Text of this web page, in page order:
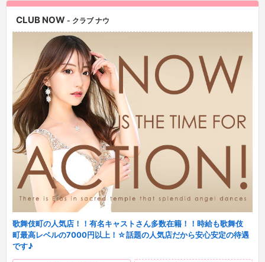
CLUB NOW - クラブ ナウ
歌舞伎町の人気店！！有名キャストさん多数在籍！！時給も歌舞伎
町最高レベルの7000円以上！☆話題の人気店だから安心安定の待遇
です♪